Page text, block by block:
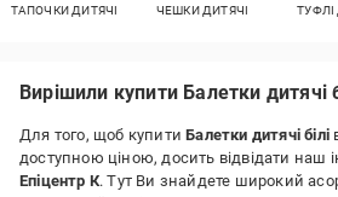
ТАПОЧКИ ДИТЯЧІ ЧЕШКИ ДИТЯЧІ ТУФЛІ
Вирішили купити Балетки дитячі
Для того, щоб купитиБалетки дитячі білі
доступною ціною, досить відвідати наш
Епіцентр К. Тут Ви знайдете широкий